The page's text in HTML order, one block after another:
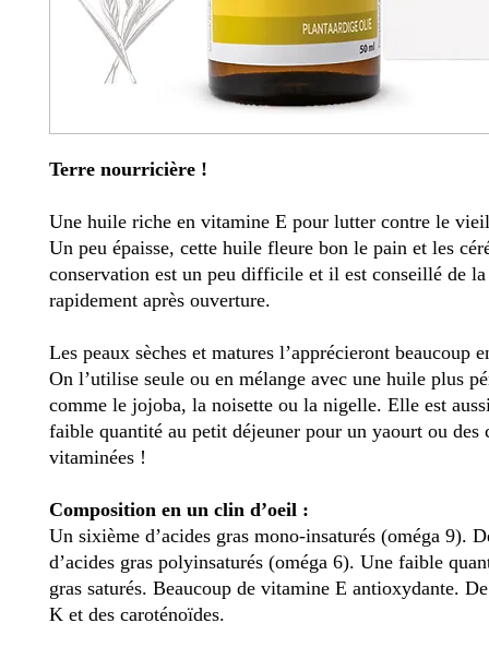
Terre nourricière !
Une huile riche en vitamine E pour lutter contre le
Un peu épaisse, cette huile fleure bon le pain et les
conservation est un peu difficile et il est conseillé de
rapidement après ouverture.
Les peaux sèches et matures l’apprécieront beaucoup
On l’utilise seule ou en mélange avec une huile plus
comme le jojoba, la noisette ou la nigelle. Elle est
faible quantité au petit déjeuner pour un yaourt ou des
vitaminées !
Composition en un clin d’oeil :
Un sixième d’acides gras mono-insaturés (oméga 9).
d’acides gras polyinsaturés (oméga 6). Une faible
gras saturés. Beaucoup de vitamine E antioxydante.
K et des caroténoïdes.